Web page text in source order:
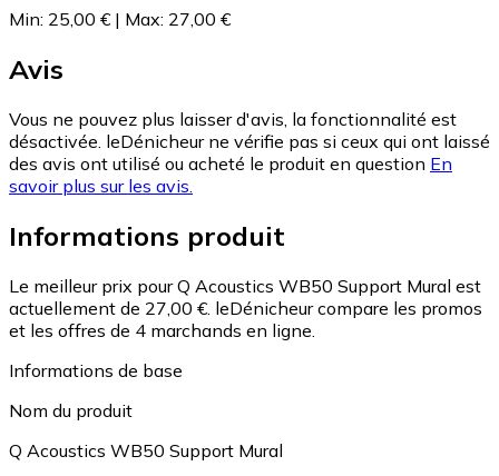
Min: 25,00 € | Max: 27,00 €
Avis
Vous ne pouvez plus laisser d'avis, la fonctionnalité est
désactivée. leDénicheur ne vérifie pas si ceux qui ont laissé
des avis ont utilisé ou acheté le produit en question En
savoir plus sur les avis.
Informations produit
Le meilleur prix pour Q Acoustics WB50 Support Mural est
actuellement de 27,00 €. leDénicheur compare les promos
et les offres de 4 marchands en ligne.
Informations de base
Nom du produit
Q Acoustics WB50 Support Mural